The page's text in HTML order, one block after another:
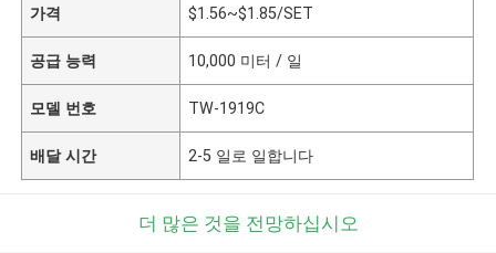
가격 $1.56~$1.85/SET
공급 능력 10,000 미터 / 일
모델 번호 TW-1919C
배달 시간 2-5 일로 일합니다
더 많은 것을 전망하십시오